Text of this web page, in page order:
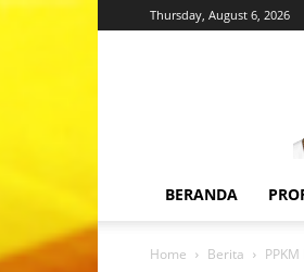
Thursday, August 6, 2026
BERANDA
Home Berita